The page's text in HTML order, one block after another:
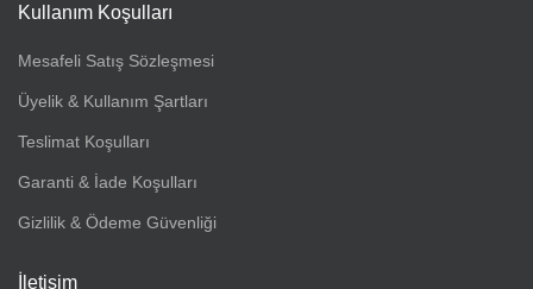
Kullanım Koşulları
Mesafeli Satış Sözleşmesi
Üyelik & Kullanım Şartları
Teslimat Koşulları
Garanti & İade Koşulları
Gizlilik & Ödeme Güvenliği
İletişim